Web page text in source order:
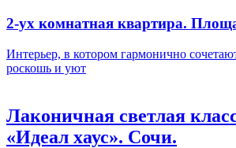
2-ух комнатная квартира.
Интерьер, в котором гармонично
роскошь и уют
Лаконичная светлая
«Идеал хаус». Сочи.